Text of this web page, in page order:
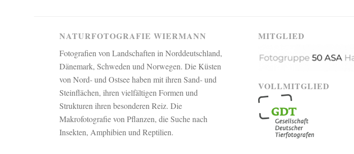
NATURFOTOGRAFIE WIERMANN
Fotografien von Landschaften in Norddeutschland,
Dänemark, Schweden und Norwegen. Die Küsten
von Nord- und Ostsee haben mit ihren Sand- und
Steinflächen, ihren vielfältigen Formen und
Strukturen ihren besonderen Reiz. Die
Makrofotografie von Pflanzen, die Suche nach
Insekten, Amphibien und Reptilien.
MITGLIED
VOLLMITGLIED